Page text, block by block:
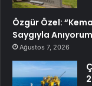
Özgür Özel:
Saygıyla
Ağustos 7, 2026